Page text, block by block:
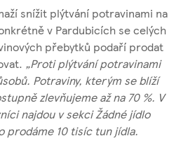
snížit plýtvání potravinami na
v Pardubicích se celých
přebytků podaří prodat
„Proti plýtvání potravinami
Potraviny, kterým se blíží
zlevňujeme až na 70 %. V
najdou v sekci Žádné jídlo
prodáme 10 tisíc tun jídla.